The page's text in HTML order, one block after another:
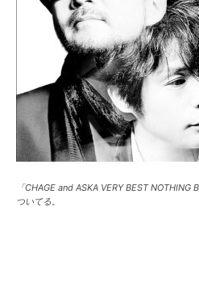
「CHAGE and ASKA VERY BEST
ついてる。